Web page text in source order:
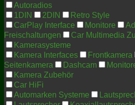
Autoradios
1DIN
2DIN
Retro Style
CarPlay Interface
Monitore
Freischaltungen
Car Multimedia
Kamerasysteme
Kamera Interfaces
Frontkamera
Seitenkamera
Dashcam
Kamera Zubehör
Car HiFi
Automarken Systeme